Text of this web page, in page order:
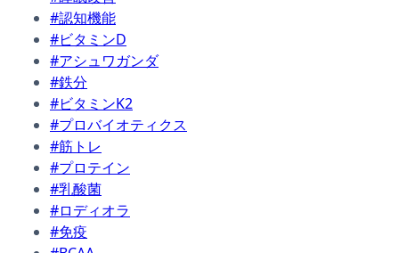
#認知機能
#ビタミンD
#アシュワガンダ
#鉄分
#ビタミンK2
#プロバイオティクス
#筋トレ
#プロテイン
#乳酸菌
#ロディオラ
#免疫